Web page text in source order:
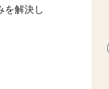
を解決し